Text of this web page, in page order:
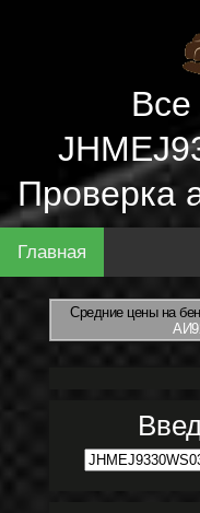
Все
Проверка
Главная
Средние цены на